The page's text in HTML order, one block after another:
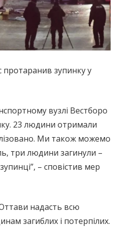
зупинку у
вузлі Вестборо
23 людини отримали
Ми також можемо
три людини загинули –
– сповістив мер
надасть всю
загиблих і потерпілих.